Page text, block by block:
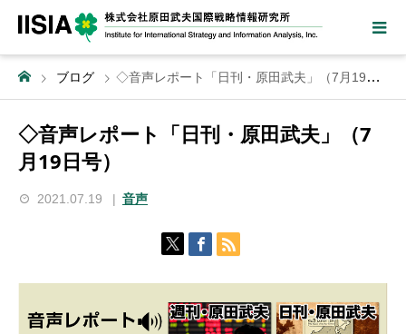
ブログ ◇音声レポート「日刊・原田武夫」（7月19日号）
◇音声レポート「日刊・原田武夫」（7
月19日号）
2021.07.19 音声